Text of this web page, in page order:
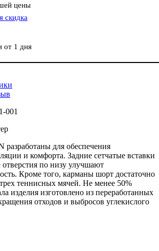
цены
скидка
от 1 дня
001
для обеспечения
и комфорта. Задние сетчатые вставки
по низу улучшают
Кроме того, карманы шорт достаточно
теннисных мячей. Не менее 50%
изделия изготовлено из переработанных
отходов и выбросов углекислого